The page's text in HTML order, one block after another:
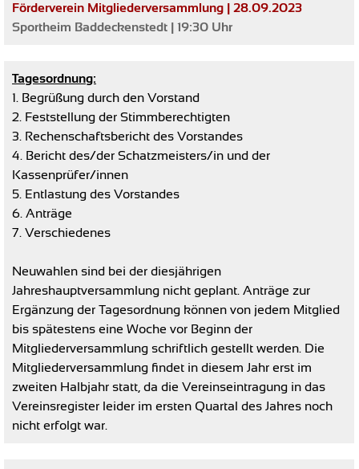
Förderverein Mitgliederversammlung | 28.09.2023
Sportheim Baddeckenstedt | 19:30 Uhr
Tagesordnung:
1. Begrüßung durch den Vorstand
2. Feststellung der Stimmberechtigten
3. Rechenschaftsbericht des Vorstandes
4. Bericht des/der Schatzmeisters/in und der
Kassenprüfer/innen
5. Entlastung des Vorstandes
6. Anträge
7. Verschiedenes
Neuwahlen sind bei der diesjährigen
Jahreshauptversammlung nicht geplant. Anträge zur
Ergänzung der Tagesordnung können von jedem Mitglied
bis spätestens eine Woche vor Beginn der
Mitgliederversammlung schriftlich gestellt werden. Die
Mitgliederversammlung findet in diesem Jahr erst im
zweiten Halbjahr statt, da die Vereinseintragung in das
Vereinsregister leider im ersten Quartal des Jahres noch
nicht erfolgt war.